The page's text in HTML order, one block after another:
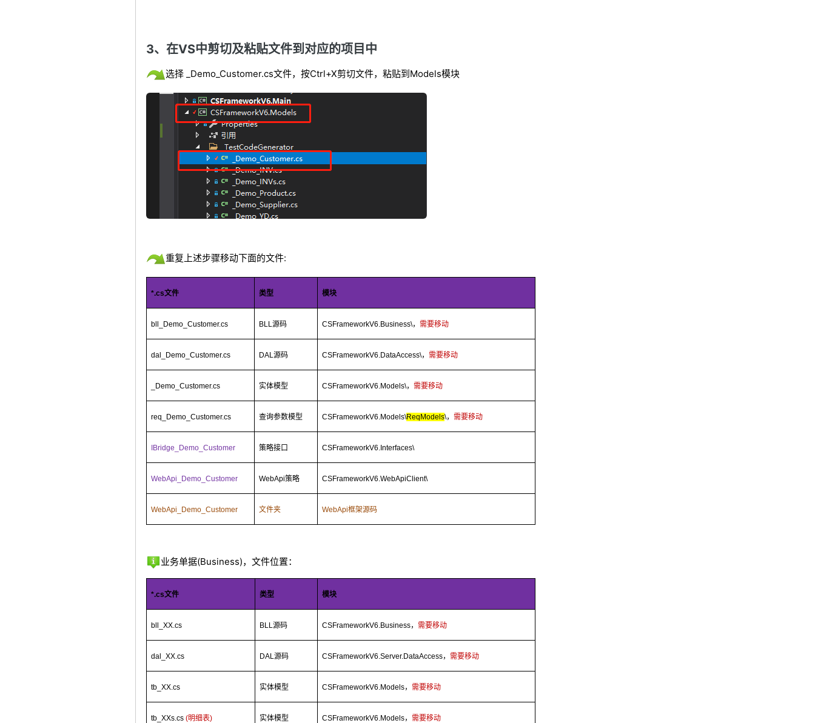
3、在VS中剪切及粘贴文件到对应的项目中
选择 _Demo_Customer.cs文件，按Ctrl+X剪切文件，粘贴到Models模块
重复上述步骤移动下面的文件:
*.cs文件 类型 模块
bll_Demo_Customer.cs BLL源码 CSFrameworkV6.Business\，需要移动
dal_Demo_Customer.cs DAL源码 CSFrameworkV6.DataAccess\，需要移动
_Demo_Customer.cs 实体模型 CSFrameworkV6.Models\，需要移动
req_Demo_Customer.cs 查询参数模型 CSFrameworkV6.Models\ReqModels\，需要移动
IBridge_Demo_Customer 策略接口 CSFrameworkV6.Interfaces\
WebApi_Demo_Customer WebApi策略 CSFrameworkV6.WebApiClient\
WebApi_Demo_Customer 文件夹 WebApi框架源码
业务单据(Business)，文件位置：
*.cs文件 类型 模块
bll_XX.cs BLL源码 CSFrameworkV6.Business，需要移动
dal_XX.cs DAL源码 CSFrameworkV6.Server.DataAccess，需要移动
tb_XX.cs 实体模型 CSFrameworkV6.Models，需要移动
tb_XXs.cs(明细表) 实体模型 CSFrameworkV6.Models，需要移动